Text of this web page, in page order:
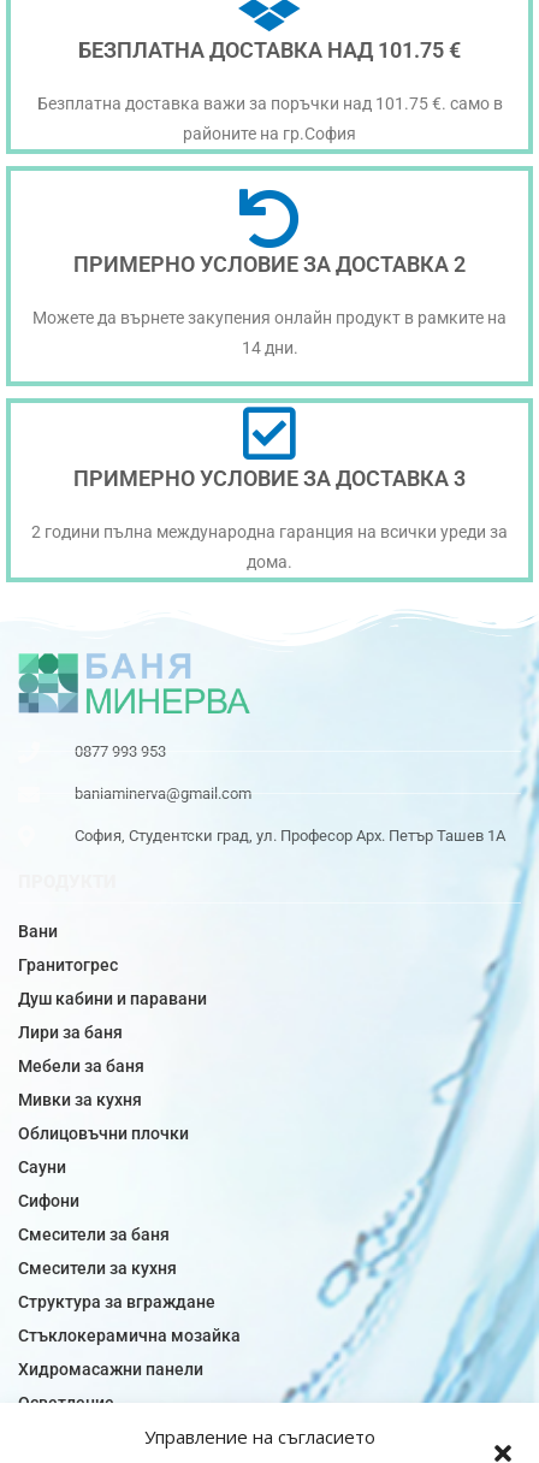
Управление на съгласието
БЕЗПЛАТНА ДОСТАВКА НАД 101.75 €
Безплатна доставка важи за поръчки над 101.75 €. само в
районите на гр.София
ПРИМЕРНО УСЛОВИЕ ЗА ДОСТАВКА 2
Можете да върнете закупения онлайн продукт в рамките на
14 дни.
ПРИМЕРНО УСЛОВИЕ ЗА ДОСТАВКА 3
2 години пълна международна гаранция на всички уреди за
дома.
0877 993 953
baniaminerva@gmail.com
София, Студентски град, ул. Професор Арх. Петър Ташев 1А
Вани
Гранитогрес
Душ кабини и паравани
Лири за баня
Мебели за баня
Мивки за кухня
Облицовъчни плочки
Сауни
Сифони
Смесители за баня
Смесители за кухня
Структура за вграждане
Стъклокерамична мозайка
Хидромасажни панели
Осветление
Огледала за баня